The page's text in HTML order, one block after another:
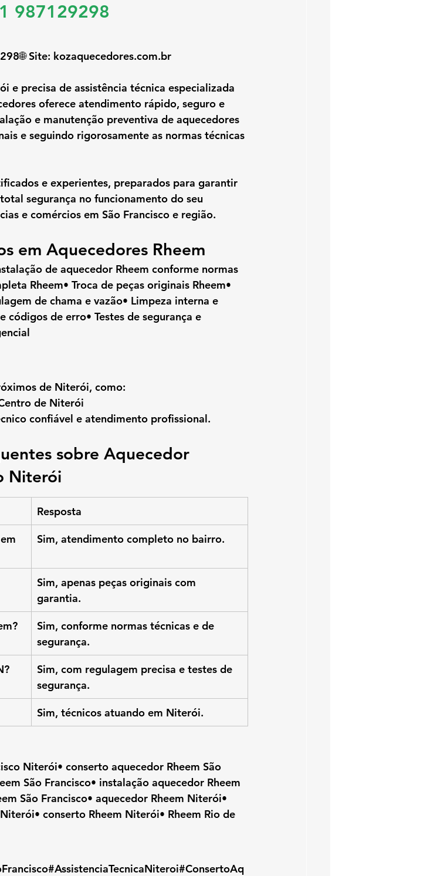
987129298
Site: kozaquecedores.com.br
e precisa de assistência técnica especializada
oferece atendimento rápido, seguro e
e manutenção preventiva de aquecedores
e seguindo rigorosamente as normas técnicas
e experientes, preparados para garantir
segurança no funcionamento do seu
e comércios em São Francisco e região.
em Aquecedores Rheem
de aquecedor Rheem conforme normas
Rheem• Troca de peças originais Rheem•
de chama e vazão• Limpeza interna e
códigos de erro• Testes de segurança e
de Niterói, como:
de Niterói
confiável e atendimento profissional.
sobre Aquecedor
Niterói
Resposta
Sim, atendimento completo no bairro.
Sim, apenas peças originais com
garantia.
Sim, conforme normas técnicas e de
segurança.
Sim, com regulagem precisa e testes de
segurança.
Sim, técnicos atuando em Niterói.
Niterói• conserto aquecedor Rheem São
São Francisco• instalação aquecedor Rheem
São Francisco• aquecedor Rheem Niterói•
conserto Rheem Niterói• Rheem Rio de